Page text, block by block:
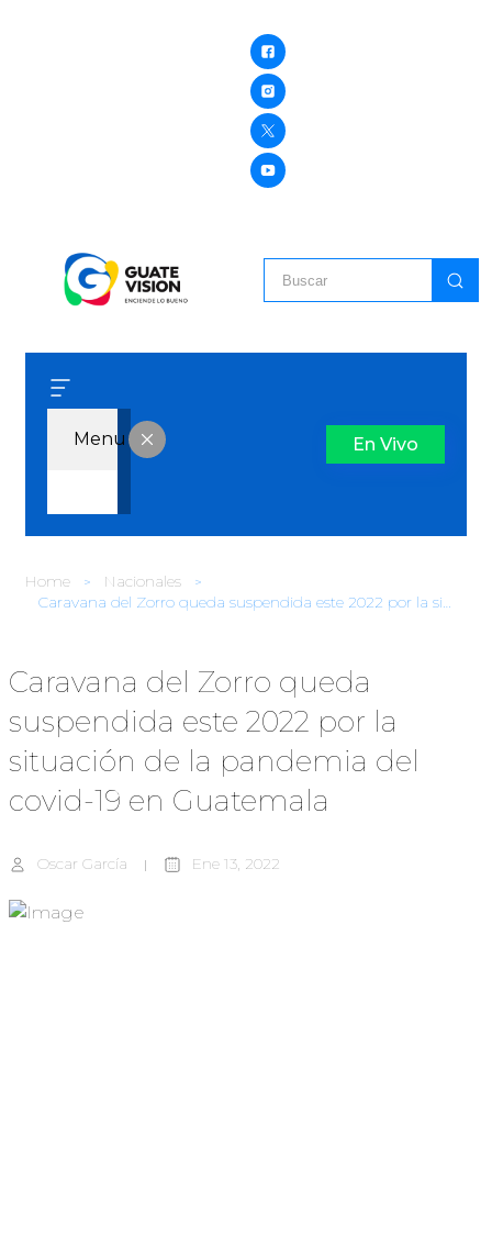
Menu En Vivo
Home
Nacionales
Caravana del Zorro queda suspendida este 2022 por la situación de la pandemia del covid-19 en Guatemala
Caravana del Zorro queda
suspendida este 2022 por la
situación de la pandemia del
covid-19 en Guatemala
Oscar García Ene 13, 2022